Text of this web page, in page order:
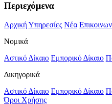
Περιεχόμενα
ΑρχικήΥπηρεσίες Νέα
Νομικά
Αστικό Δίκαιο Εμπορικό Δίκαιο
Δικηγορικά
Αστικό Δίκαιο Εμπορικό Δίκαιο
Όροι Χρήσης